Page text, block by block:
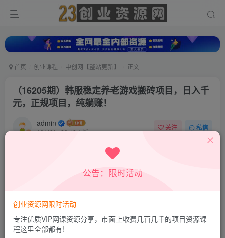
首页 创业课程 中创网【整站更新】 正文
（16205期）韩服稳定养老游戏搬砖项目，日入千
元，正规项目，纯躺赚！
admin
10月8日 20:18更新
关注 私信
超级会员
公告：限时活动
创业资源网限时活动
专注优质VIP网课资源分享，市面上收费几百几千的项目资源课
程这里全部都有!